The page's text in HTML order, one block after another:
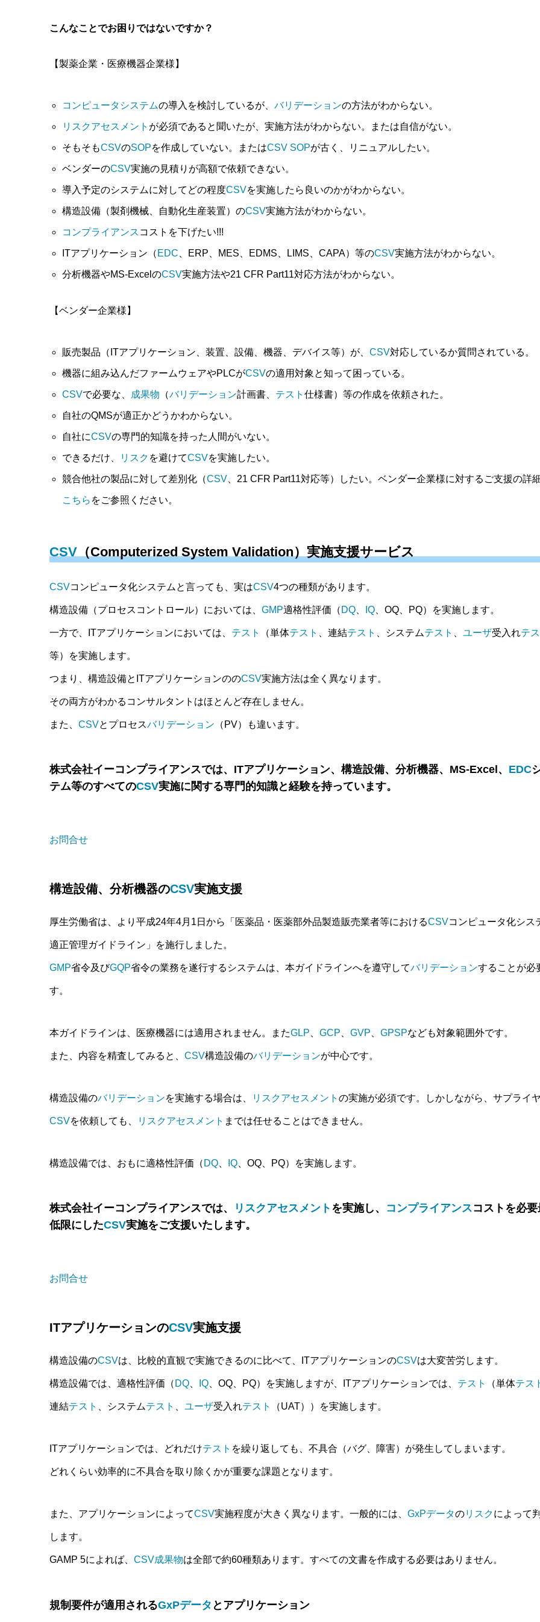
こんなことでお困りではないですか？
【製薬企業・医療機器企業様】
コンピュータシステムの導入を検討しているが、 バリデーションの方法がわからない。
リスクアセスメント が必須であると聞いたが、実施方法がわからない。または自信がない。
そもそもCSVのSOPを作成していない。またはCSV SOPが古く、リニュアルしたい。
ベンダーのCSV実施の見積りが高額で依頼できない。
導入予定のシステムに対してどの程度CSVを実施したら良いのかがわからない。
構造設備（製剤機械、自動化生産装置）のCSV実施方法がわからない。
コンプライアンス コストを下げたい!!!
ITアプリケーション（ EDC 、ERP、MES、EDMS、LIMS、CAPA）等のCSV実施方法がわからない。
分析機器やMS-ExcelのCSV実施方法や21 CFR Part11対応方法がわからない。
【ベンダー企業様】
販売製品（ITアプリケーション、装置、設備、機器、デバイス等）が、 CSV対応しているか質問されている。
機器に組み込んだファームウェアやPLCがCSVの適用対象と知って困っている。
CSVで必要な、 成果物 （バリデーション計画書、 テスト 仕様書）等の作成を依頼された。
自社のQMSが適正かどうかわからない。
自社にCSVの専門的知識を持った人間がいない。
できるだけ、 リスク を避けてCSVを実施したい。
競合他社の製品に対して差別化（CSV、21 CFR Part11対応等）したい。ベンダー企業様に対するご支援の詳
こちら をご参照ください。
CSV （Computerized System Validation）実施支援サービス
CSVコンピュータ化システムと言っても、実はCSV4つの種類があります。
構造設備（プロセスコントロール）においては、 GMP適格性評価（ DQ IQ 、OQ、PQ）を実施します。
一方で、ITアプリケーションにおいては、 テスト （単体テスト 、連結テスト 、システムテスト ユーザ受入れテ
等）を実施します。
つまり、構造設備とITアプリケーションののCSV実施方法は全く異なります。
その両方がわかるコンサルタントはほとんど存在しません。
また、 CSVとプロセスバリデーション （PV）も違います。
株式会社イーコンプライアンスでは、ITアプリケーション、構造設備、分析機器、MS-Excel、 EDC
テム等のすべてのCSV実施に関する専門的知識と経験を持っています。
お問合せ
構造設備、分析機器のCSV実施支援
厚生労働省は、より平成24年4月1日から「医薬品・医薬部外品製造販売業者等におけるCSVコンピュータ化シス
適正管理ガイドライン」を施行しました。
GMP省令及びGQP省令の業務を遂行するシステムは、本ガイドラインへを遵守してバリデーションすることが必
す。
本ガイドラインは、医療機器には適用されません。またGLP GCP GVP GPSPなども対象範囲外です。
また、内容を精査してみると、 CSV構造設備のバリデーションが中心です。
構造設備のバリデーションを実施する場合は、 リスクアセスメント の実施が必須です。しかしながら、サプライ
CSVを依頼しても、 リスクアセスメント までは任せることはできません。
構造設備では、おもに適格性評価（ DQ IQ 、OQ、PQ）を実施します。
株式会社イーコンプライアンスでは、 リスクアセスメント を実施し、 コンプライアンスコストを必要
低限にしたCSV実施をご支援いたします。
お問合せ
ITアプリケーションのCSV実施支援
構造設備のCSVは、比較的直観で実施できるのに比べて、ITアプリケーションのCSVは大変苦労します。
構造設備では、適格性評価（ DQ IQ 、OQ、PQ）を実施しますが、ITアプリケーションでは、 テスト （単体テス
連結テスト 、システムテスト ユーザ受入れテスト （UAT））を実施します。
ITアプリケーションでは、どれだけテスト を繰り返しても、不具合（バグ、障害）が発生してしまいます。
どれくらい効率的に不具合を取り除くかが重要な課題となります。
また、アプリケーションによってCSV実施程度が大きく異なります。一般的には、 GxPデータのリスクによって
します。
GAMP 5によれば、 CSV成果物は全部で約60種類あります。すべての文書を作成する必要はありません。
規制要件が適用されるGxPデータ とアプリケーション